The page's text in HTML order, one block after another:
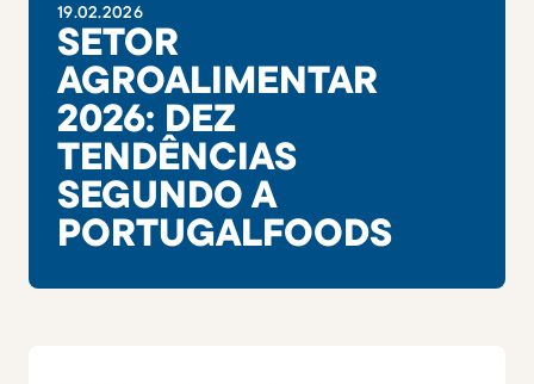
19.02.2026
SETOR
AGROALIMENTAR
2026: DEZ
TENDÊNCIAS
SEGUNDO A
PORTUGALFOODS